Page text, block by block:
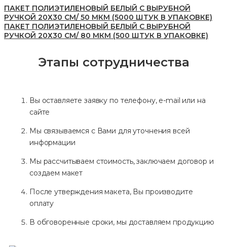
ПАКЕТ ПОЛИЭТИЛЕНОВЫЙ БЕЛЫЙ С ВЫРУБНОЙ
РУЧКОЙ 20Х30 СМ/ 50 МКМ (5000 ШТУК В УПАКОВКЕ)
ПАКЕТ ПОЛИЭТИЛЕНОВЫЙ БЕЛЫЙ С ВЫРУБНОЙ
РУЧКОЙ 20Х30 СМ/ 80 МКМ (500 ШТУК В УПАКОВКЕ)
Этапы сотрудничества
Вы оставляете заявку по телефону, e-mail или на
сайте
Мы связываемся с Вами для уточнения всей
информации
Мы рассчитываем стоимость, заключаем договор и
создаем макет
После утверждения макета, Вы производите
оплату
В обговоренные сроки, мы доставляем продукцию